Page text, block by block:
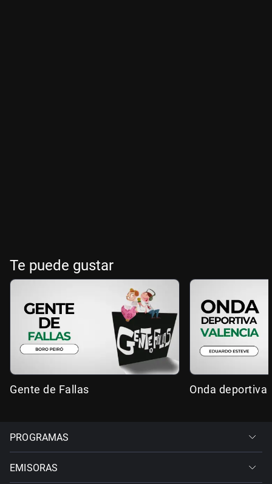
Te puede gustar
Gente de Fallas Onda deportiva
PROGRAMAS
EMISORAS